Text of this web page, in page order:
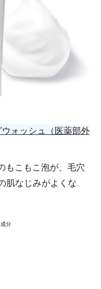
ォッシュ（医薬部外
もこもこ泡が、毛穴
肌なじみがよくな
分